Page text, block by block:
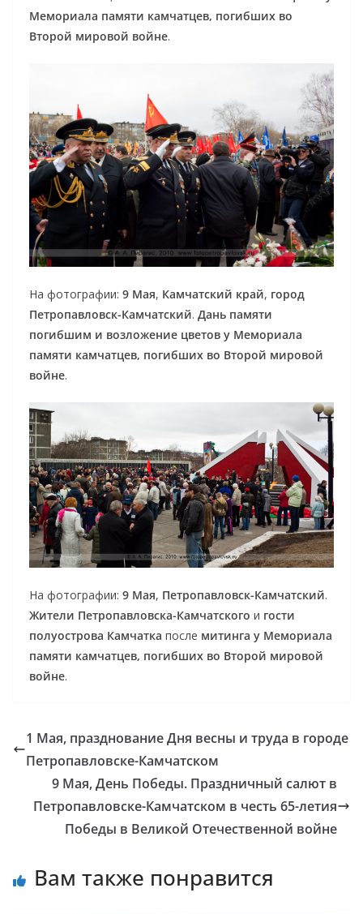
Мемориала памяти камчатцев, погибших во
Второй мировой войне.
На фотографии: 9 Мая, Камчатский край, город
Петропавловск-Камчатский. Дань памяти
погибшим и возложение цветов у Мемориала
памяти камчатцев, погибших во Второй мировой
войне.
На фотографии: 9 Мая, Петропавловск-Камчатский.
Жители Петропавловска-Камчатского и гости
полуострова Камчатка после митинга у Мемориала
памяти камчатцев, погибших во Второй мировой
войне.
1 Мая, празднование Дня весны и труда в городе
Петропавловске-Камчатском
9 Мая, День Победы. Праздничный салют в
Петропавловске-Камчатском в честь 65-летия
Победы в Великой Отечественной войне
Вам также понравится